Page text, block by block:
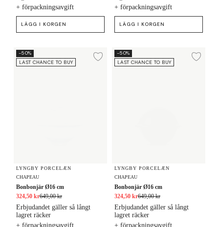
+ förpackningsavgift
LÄGG I KORGEN
+ förpackningsavgift
LÄGG I KORGEN
Bonbonjär Ø16 cm
-50%
LAST CHANCE TO BUY
Lägg till i önskelista
LYNGBY PORCELÆN
CHAPEAU
Bonbonjär Ø16 cm
324,50 kr649,00 kr
+ förpackningsavgift
Erbjudandet gäller så långt
lagret räcker
Bonbonjär Ø16 cm
-50%
LAST CHANCE TO BUY
LYNGBY PORCELÆN
CHAPEAU
Bonbonjär Ø16 cm
324,50 kr649,00 kr
+ förpackningsavgift
Erbjudandet gäller så långt
lagret räcker